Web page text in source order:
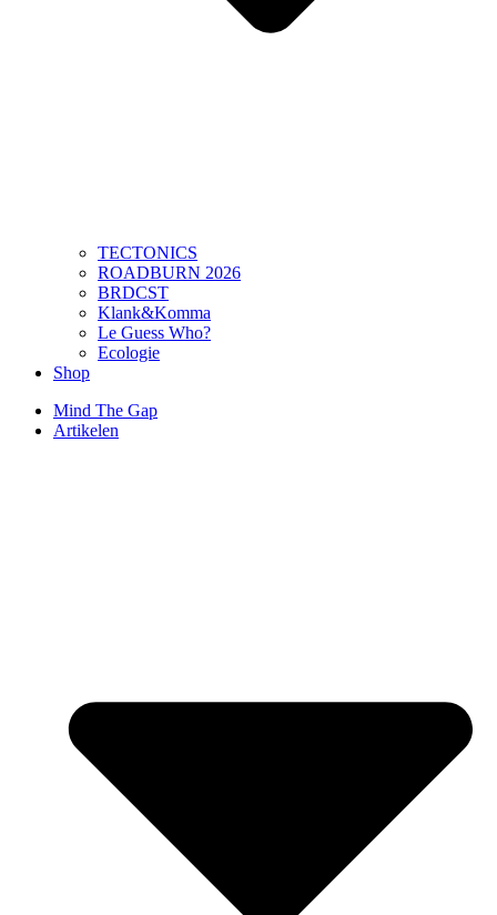
TECTONICS
ROADBURN 2026
BRDCST
Klank&Komma
Le Guess Who?
Ecologie
Shop
Mind The Gap
Artikelen